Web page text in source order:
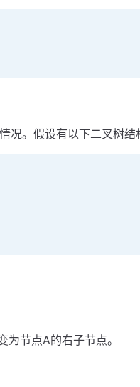
况。假设有以下二叉树结
节点A的右子节点。